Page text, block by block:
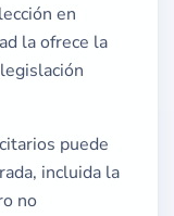
en
la ofrece la
puede
incluida la
no